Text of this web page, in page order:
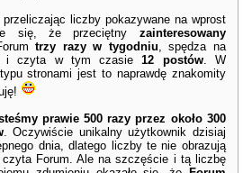
liczby pokazywane na wprost
się, że przeciętny zainteresowany
trzy razy w tygodniu, spędza na
czyta w tym czasie12 postów. W
stronami jest to naprawdę znakomity
prawie 500 razy przez około 300
. Oczywiście unikalny użytkownik dzisiaj
dnia, dlatego liczby te nie obrazują
Forum. Ale na szczęście i tą liczbę